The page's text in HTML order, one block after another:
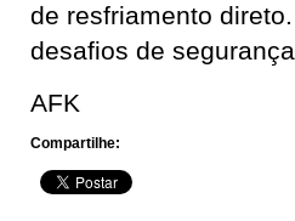
de resfriamento
desafios de
AFK
Compartilhe: